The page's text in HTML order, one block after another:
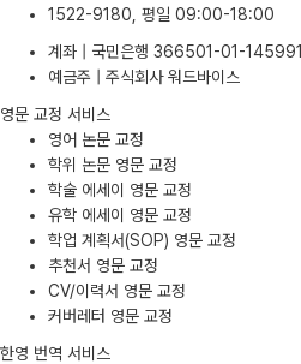
1522-9180, 평일 09:00-18:00
계좌 | 국민은행 366501-01-145991
예금주 | 주식회사 워드바이스
영문 교정 서비스
영어 논문 교정
학위 논문 영문 교정
학술 에세이 영문 교정
유학 에세이 영문 교정
학업 계획서(SOP) 영문 교정
추천서 영문 교정
CV/이력서 영문 교정
커버레터 영문 교정
한영 번역 서비스